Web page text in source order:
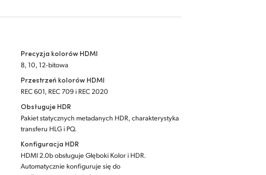
Precyzja kolorów HDMI
8, 10, 12‑bitowa
Przestrzeń kolorów HDMI
REC 601, REC 709 i REC 2020
Obsługuje HDR
Pakiet statycznych metadanych HDR, charakterystyka
transferu HLG i PQ.
Konfiguracja HDR
HDMI 2.0b obsługuje Głęboki Kolor i HDR.
Automatycznie konfiguruje się do